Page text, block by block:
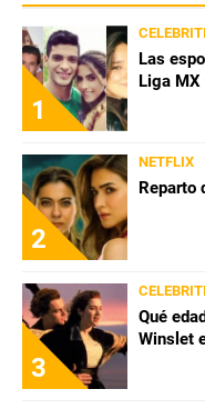
1
Las
Liga
2
NETFLIX
Reparto
3
Qué
Winslet